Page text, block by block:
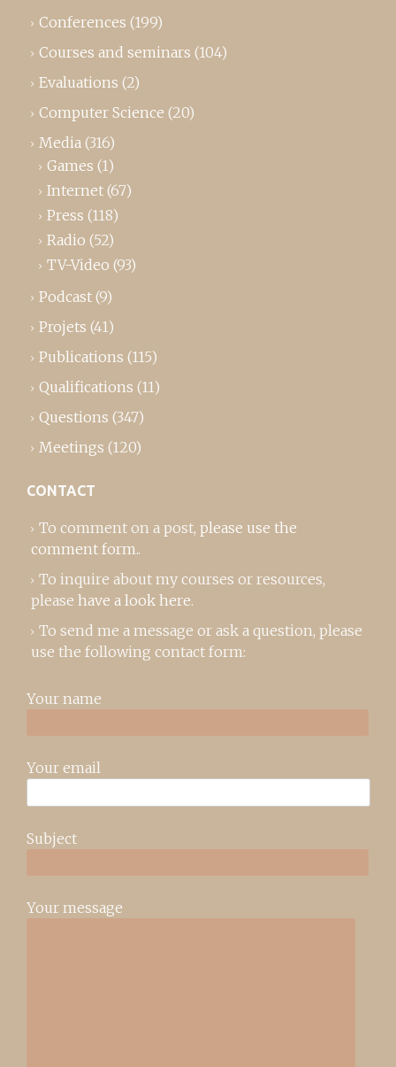
Conferences (199)
Courses and seminars (104)
Evaluations (2)
Computer Science (20)
Media (316)
Games (1)
Internet (67)
Press (118)
Radio (52)
TV-Video (93)
Podcast (9)
Projets (41)
Publications (115)
Qualifications (11)
Questions (347)
Meetings (120)
CONTACT
To comment on a post, please use the
comment form..
To inquire about my courses or resources,
please have a look here.
To send me a message or ask a question, please
use the following contact form:
Your name
Your email
Subject
Your message